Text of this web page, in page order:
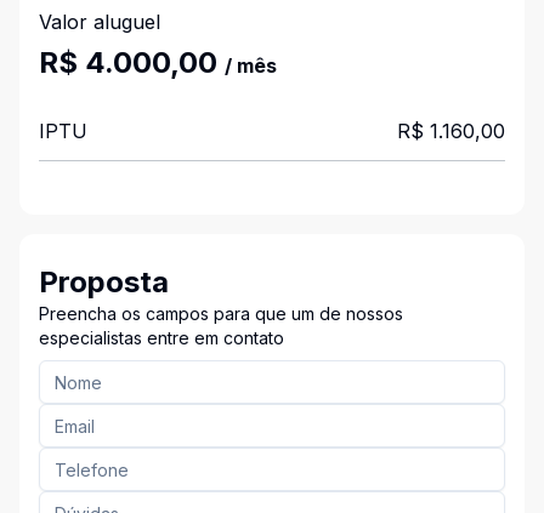
Valor aluguel
R$ 4.000,00 / mês
IPTU R$ 1.160,00
Proposta
Preencha os campos para que um de nossos
especialistas entre em contato